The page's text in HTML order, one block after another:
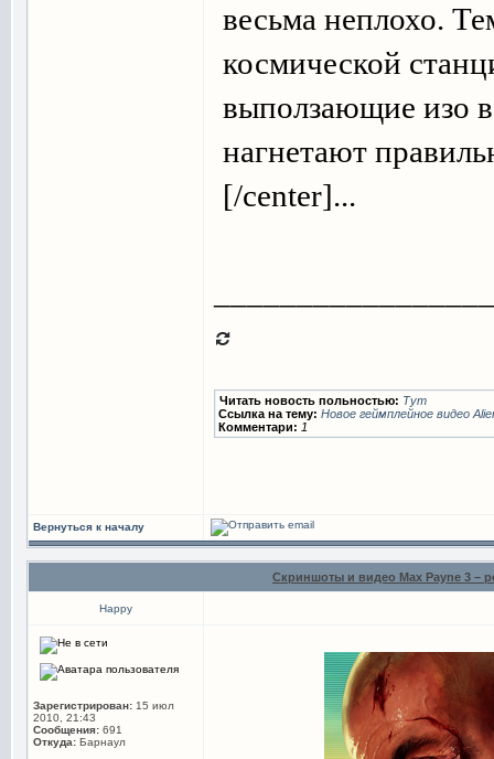
весьма неплохо.
космической
выползающие изо
нагнетают
[/center]...
Читать новость польностью: Тут
Ссылка на тему: Новое геймплейное видео
Комментари: 1
Вернуться к началу
Скриншоты и видео Max Payne 3 –
Happy
Зарегистрирован: 15 июл
2010, 21:43
Сообщения: 691
Откуда: Барнаул